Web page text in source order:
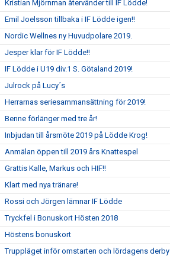
Kristian Mjörnman återvänder till IF Lödde!
Emil Joelsson tillbaka i IF Lödde igen!!
Nordic Wellnes ny Huvudpolare 2019.
Jesper klar för IF Lödde!!
IF Lödde i U19 div.1 S. Götaland 2019!
Julrock på Lucy´s
Herrarnas seriesammansättning för 2019!
Benne förlänger med tre år!
Inbjudan till årsmöte 2019 på Lödde Krog!
Anmälan öppen till 2019 års Knattespel
Grattis Kalle, Markus och HIF!!
Klart med nya tränare!
Rossi och Jörgen lämnar IF Lödde
Tryckfel i Bonuskort Hösten 2018
Höstens bonuskort
Truppläget inför omstarten och lördagens derby